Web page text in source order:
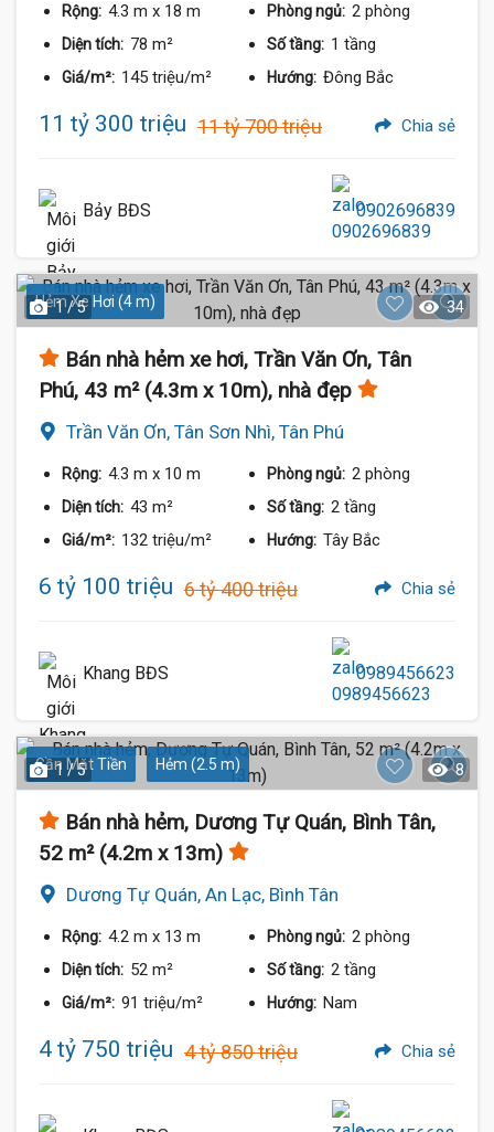
Rộng: 4.3 m x 18 m Phòng ngủ: 2 phòng
Diện tích: 78 m² Số tầng: 1 tầng
Giá/m²: 145 triệu/m² Hướng: Đông Bắc
11 tỷ 300 triệu 11 tỷ 700 triệu Chia sẻ
Bảy BĐS 0902696839
Hẻm Xe Hơi (4 m)
1 / 5 34
Bán nhà hẻm xe hơi, Trần Văn Ơn, Tân
Phú, 43 m² (4.3m x 10m), nhà đẹp
Trần Văn Ơn, Tân Sơn Nhì, Tân Phú
Rộng: 4.3 m x 10 m Phòng ngủ: 2 phòng
Diện tích: 43 m² Số tầng: 2 tầng
Giá/m²: 132 triệu/m² Hướng: Tây Bắc
6 tỷ 100 triệu 6 tỷ 400 triệu Chia sẻ
Khang BĐS 0989456623
Gần Mặt Tiền Hẻm (2.5 m)
1 / 5 8
Bán nhà hẻm, Dương Tự Quán, Bình Tân,
52 m² (4.2m x 13m)
Dương Tự Quán, An Lạc, Bình Tân
Rộng: 4.2 m x 13 m Phòng ngủ: 2 phòng
Diện tích: 52 m² Số tầng: 2 tầng
Giá/m²: 91 triệu/m² Hướng: Nam
4 tỷ 750 triệu 4 tỷ 850 triệu Chia sẻ